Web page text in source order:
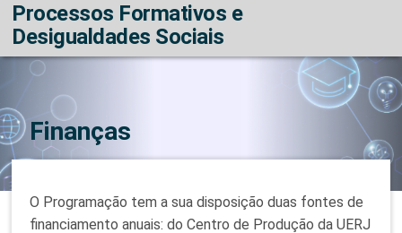
Processos Formativos e
Desigualdades Sociais
Finanças
O Programação tem a sua disposição duas fontes de
financiamento anuais: do Centro de Produção da UERJ